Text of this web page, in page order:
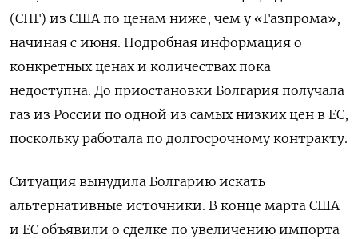
(СПГ) из США по ценам ниже, чем у «Газпрома»,
начиная с июня. Подробная информация о
конкретных ценах и количествах пока
недоступна. До приостановки Болгария получала
газ из России по одной из самых низких цен в ЕС,
поскольку работала по долгосрочному контракту.
Ситуация вынудила Болгарию искать
альтернативные источники. В конце марта США
и ЕС объявили о сделке по увеличению импорта